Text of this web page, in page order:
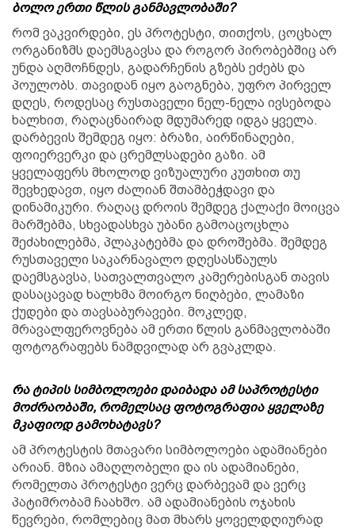
ბოლო ერთი წლის განმავლობაში?
რომ ვაკვირდები, ეს პროტესტი, თითქოს, ცოცხალ
ორგანიზმს დაემსგავსა და როგორ პირობებშიც არ
უნდა აღმოჩნდეს, გადარჩენის გზებს ეძებს და
პოულობს. თავიდან იყო გაოგნება, უფრო პირველ
დღეს, როდესაც რუსთაველი ნელ-ნელა ივსებოდა
ხალხით, რაღაცნაირად მდუმარედ იდგა ყველა.
დარბევის შემდეგ იყო: ბრაზი, აირწინაღები,
ფოიერვერკი და ცრემლსადები გაზი. ამ
ყველაფერს მხოლოდ ვიზუალური კუთხით თუ
შევხედავთ, იყო ძალიან შთამბეჭდავი და
დინამიკური. რაღაც დროის შემდეგ ქალაქი მოიცვა
მარშებმა, სხვადასხვა უბანი გამოაცოცხლა
შეძახილებმა, პლაკატებმა და დროშებმა. შემდეგ
რუსთაველი საკარნავალო დღესასწაულს
დაემსგავსა, სათვალთვალო კამერებისგან თავის
დასაცავად ხალხმა მოირგო ნიღბები, ლამაზი
ქუდები და თავსაბურავები. მოკლედ,
მრავალფეროვნება ამ ერთი წლის განმავლობაში
ფოტოგრაფებს ნამდვილად არ გვაკლდა.
რა ტიპის სიმბოლოები დაიბადა ამ საპროტესტი
მოძრაობაში, რომელსაც ფოტოგრაფია ყველაზე
მკაფიოდ გამოხატავს?
ამ პროტესტის მთავარი სიმბოლოები ადამიანები
არიან. მზია ამაღლობელი და ის ადამიანები,
რომელთა პროტესტი ვერც დარბევამ და ვერც
პატიმრობამ ჩაახშო. ამ ადამიანების ოჯახის
წევრები, რომლებიც მათ მხარს ყოველდღიურად